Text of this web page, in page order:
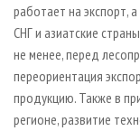
работает на экспорт,
СНГ и азиатские
не менее, перед
переориентация
продукцию. Также в
регионе, развитие